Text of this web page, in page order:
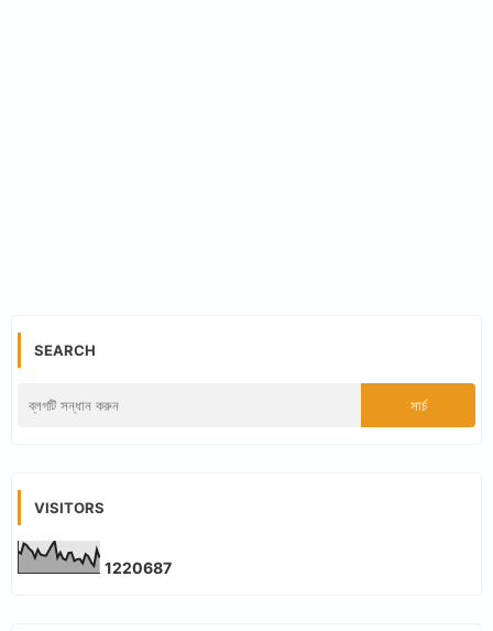
SEARCH
VISITORS
1220687